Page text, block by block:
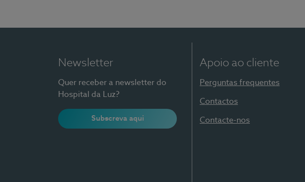
Newsletter
Quer receber a newsletter do
Hospital da Luz?
Subscreva aqui
Apoio ao cliente
Perguntas frequentes
Contactos
Contacte-nos